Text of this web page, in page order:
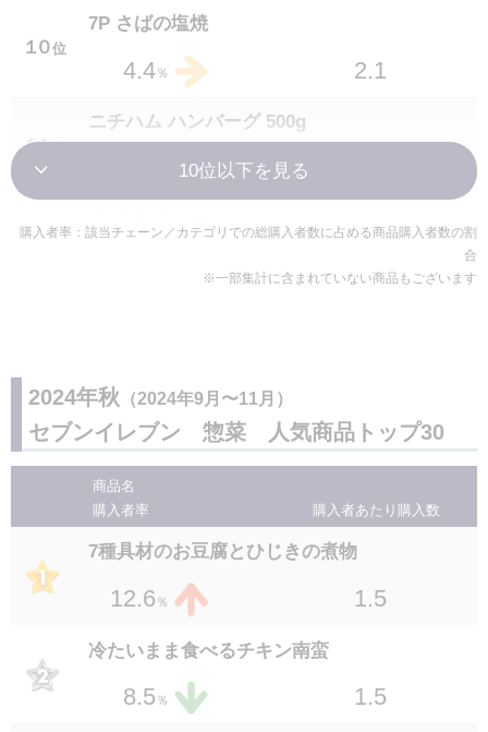
２３ 位
7P さばの味噌煮
2.3 ％ 1.6
２３ 位
ホタルイカときゅうりのからし酢味噌和え
２６ 位
２８ 位
ゴーヤーチャンプルー
2.0 1.5
２８
セブンプレミアム 焼からふとししゃも
2.0％ 1.3
セブンプレミアム 炭火焼鳥4種盛り 70g
2.0％
１０ 位
7P さばの塩焼
4.4％ 2.1
１１ 位
ニチハム ハンバーグ 500g
１２
1.6
１３ 位
セブンプレミアム とろっと卵黄の半熟煮たま
ご 2個入
2.9
１５ 位
セブンプレミアム 砂肝の炭火焼 70g
2.8 ％ 1.5
１６ 位
ウフマヨ半熟卵と特製マヨネーズソース
2.7 ％ 1.2
購入者率：該当チェーン／カテゴリでの総購入者数に占める商品購入者数の割
合
※一部集計に含まれていない商品もございます
2024年秋 （2024年9月〜11月）
セブンイレブン 惣菜 人気商品トップ30
商品名
購入者率
購入者あたり 購入数
7種具材のお豆腐とひじきの煮物
12.6 ％ 1.5
冷たいまま食べるチキン南蛮
8.5 ％ 1.5